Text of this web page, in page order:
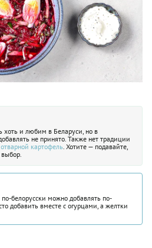
хоть и любим в Беларуси, но в
не принято. Также нет традиции
отварной картофель . Хотите — подавайте,
белорусски можно добавлять по-
добавить вместе с огурцами, а желтки